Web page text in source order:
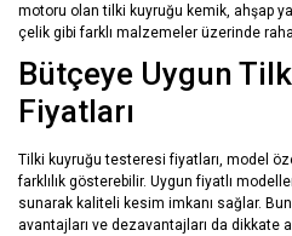
motoru olan tilki kuyruğu kemik, ahşap
çelik gibi farklı malzemeler üzerinde
Bütçeye Uygun
Fiyatları
Tilki kuyruğu testeresi fiyatları, model
farklılık gösterebilir. Uygun fiyatlı
sunarak kaliteli kesim imkanı sağlar.
avantajları ve dezavantajları da dikkate